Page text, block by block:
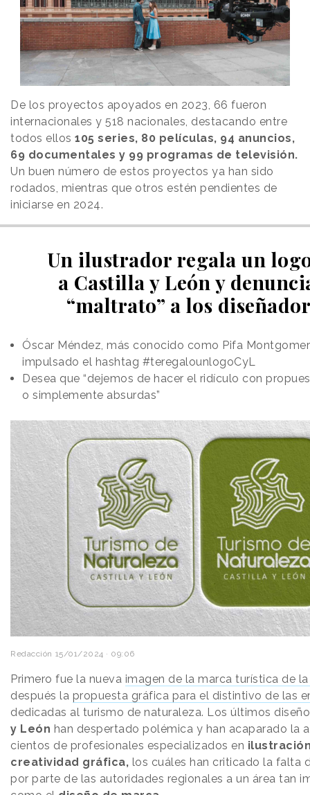
De los proyectos apoyados en 2023, 66 fueron
internacionales y 518 nacionales, destacando entre
todos ellos 105 series, 80 películas, 94 anuncios,
69 documentales y 99 programas de televisión.
Un buen número de estos proyectos ya han sido
rodados, mientras que otros estén pendientes de
iniciarse en 2024.
Un ilustrador regala un
a Castilla y León y
“maltrato” a los
Óscar Méndez, más conocido como Pifa
impulsado el hashtag #teregalounlogoCyL
Desea que “dejemos de hacer el ridículo con
o simplemente absurdas”
Redacción 15/01/2024 · 09:06
Primero fue la nueva imagen de la marca turística de
después la propuesta gráfica para el distintivo de las
dedicadas al turismo de naturaleza. Los últimos
y León han despertado polémica y han acaparado la
cientos de profesionales especializados en
creatividad gráfica, los cuáles han criticado la falta
por parte de las autoridades regionales a un área tan